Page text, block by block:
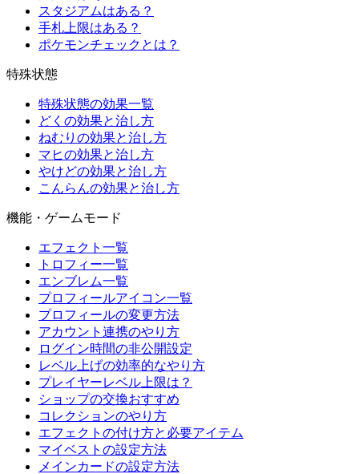
スタジアムはある？
手札上限はある？
ポケモンチェックとは？
特殊状態
特殊状態の効果一覧
どくの効果と治し方
ねむりの効果と治し方
マヒの効果と治し方
やけどの効果と治し方
こんらんの効果と治し方
機能・ゲームモード
エフェクト一覧
トロフィー一覧
エンブレム一覧
プロフィールアイコン一覧
プロフィールの変更方法
アカウント連携のやり方
ログイン時間の非公開設定
レベル上げの効率的なやり方
プレイヤーレベル上限は？
ショップの交換おすすめ
コレクションのやり方
エフェクトの付け方と必要アイテム
マイベストの設定方法
メインカードの設定方法